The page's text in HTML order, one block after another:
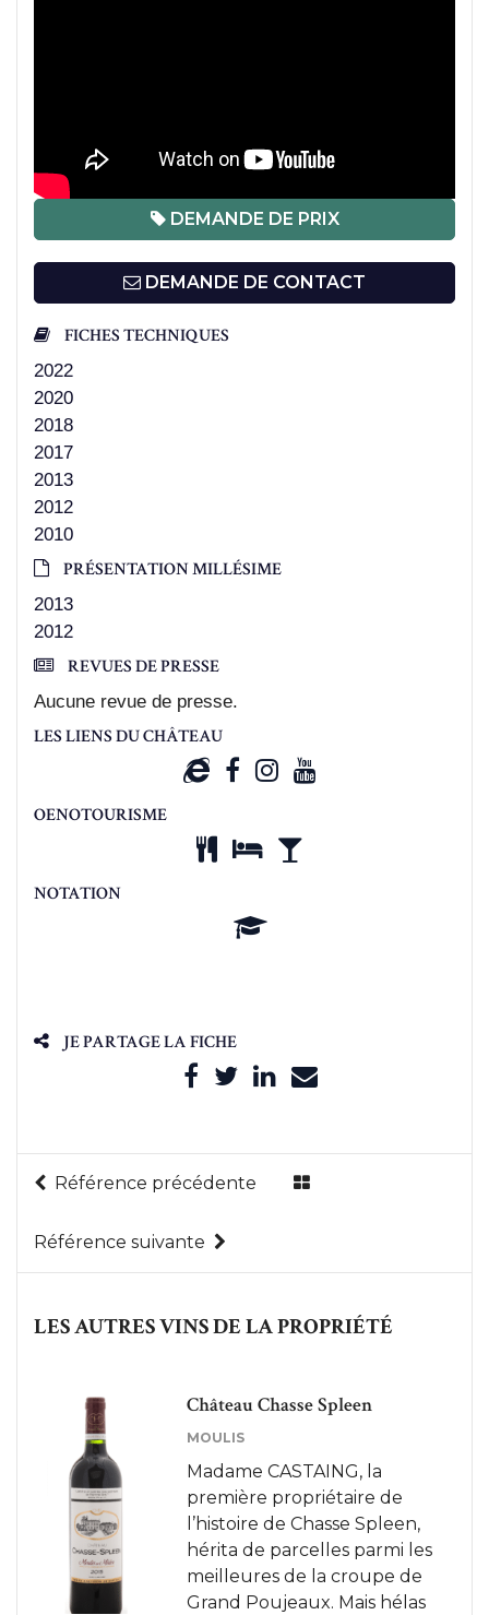
DEMANDE DE PRIX
DEMANDE DE CONTACT
FICHES TECHNIQUES
2022
2020
2018
2017
2013
2012
2010
PRÉSENTATION MILLÉSIME
2013
2012
REVUES DE PRESSE
Aucune revue de presse.
LES LIENS DU CHÂTEAU
OENOTOURISME
NOTATION
JE PARTAGE LA FICHE
Référence précédente
Référence suivante
LES AUTRES VINS DE LA PROPRIÉTÉ
Château Chasse Spleen
MOULIS
Madame CASTAING, la
première propriétaire de
l’histoire de Chasse Spleen,
hérita de parcelles parmi les
meilleures de la croupe de
Grand Poujeaux. Mais hélas